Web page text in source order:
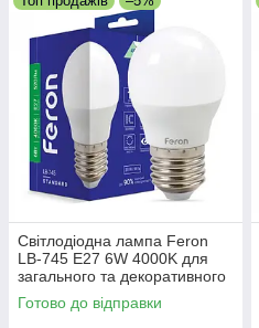
Світлодіодна лампа Feron
LB-745 E27 6W 4000K для
загального та декоративного
освітлення
Готово до відправки